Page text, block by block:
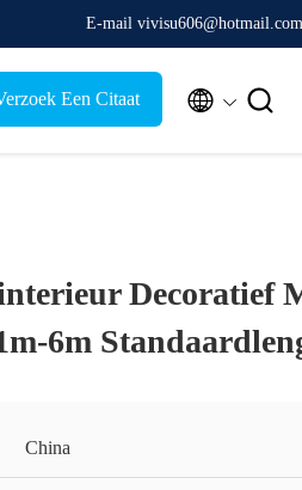
E-mail vivisu606@hotmail.com
Een Citaat  
Decoratief
6m
China